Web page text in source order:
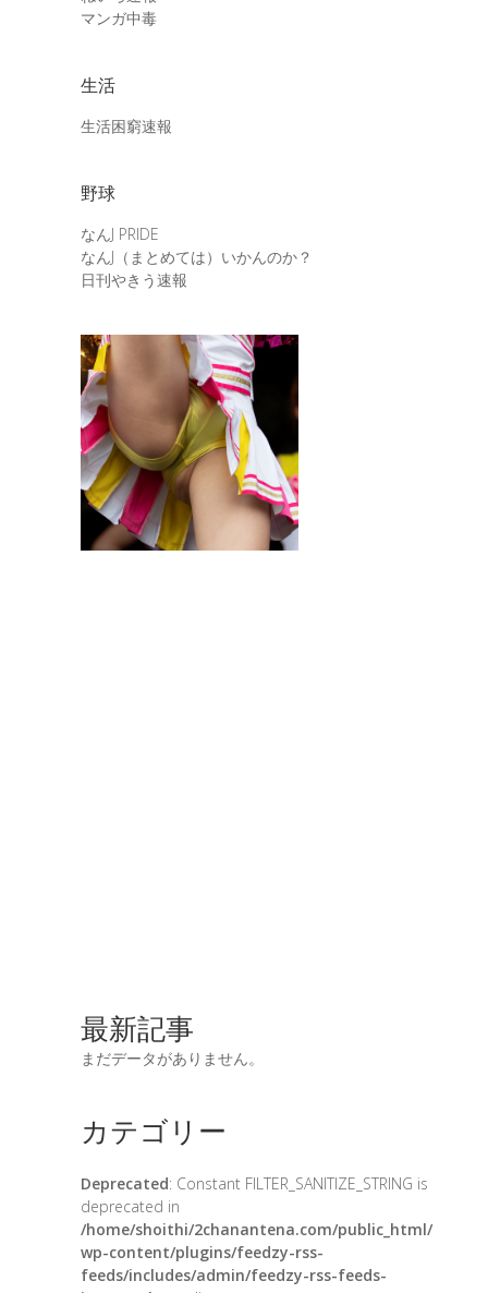
マンガ中毒
生活
生活困窮速報
野球
なんJ PRIDE
なんJ（まとめては）いかんのか？
日刊やきう速報
最新記事
まだデータがありません。
カテゴリー
Deprecated: Constant FILTER_SANITIZE_STRING is
deprecated in
/home/shoithi/2chanantena.com/public_html/
wp-content/plugins/feedzy-rss-
feeds/includes/admin/feedzy-rss-feeds-